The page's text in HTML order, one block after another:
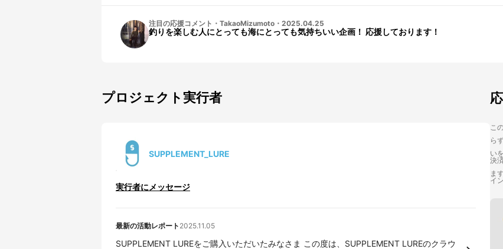
注目の応援コメント ・ TakaoMizumoto ・ 2025.04.25
釣りを楽しむ人にとっても海にとっても気持ちいい企画！ 応援しております！
プロジェクト実行者
SUPPLEMENT_LURE
実行者にメッセージ
最新の活動レポート 2025.11.05
SUPPLEMENT LUREをご購入いただいたみなさま この度は、SUPPLEMENT LUREのクラウ
こ
ら
い
決
ま
イ